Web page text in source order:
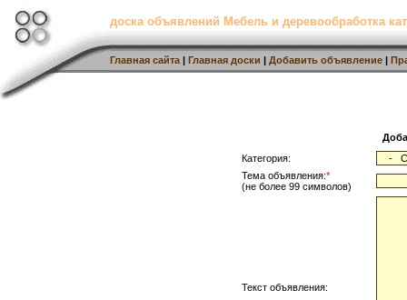
доска объявлений Мебель и деревообработка
Главная сайта | Главная доски | Добавить объявление |
Категория:
Тема объявления:*
(не более 99 символов)
Текст объявления: